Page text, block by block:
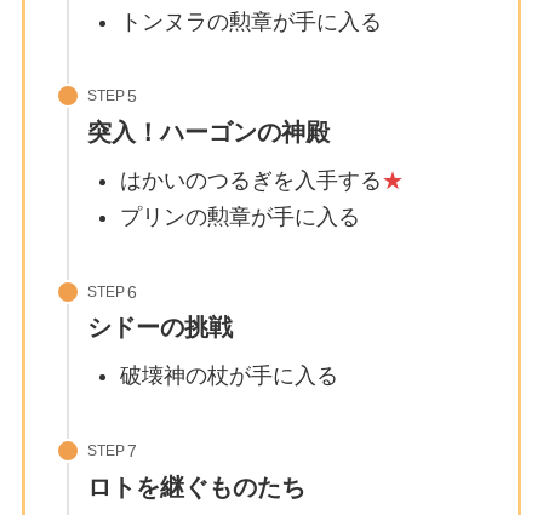
トンヌラの勲章が手に入る
STEP
突入！ハーゴンの神殿
はかいのつるぎを入手する★
プリンの勲章が手に入る
STEP
シドーの挑戦
破壊神の杖が手に入る
STEP
ロトを継ぐものたち